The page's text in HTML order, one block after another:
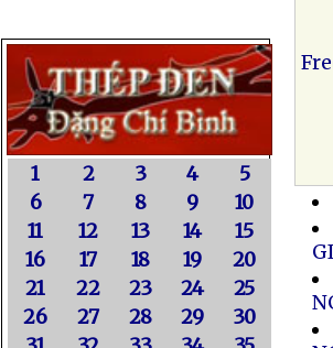
1 2 3 4
5
6
7 8 9
10
11
12 13 14
15
16
17 18 19
20
21
22 23 24
25
26
27 28 29
30